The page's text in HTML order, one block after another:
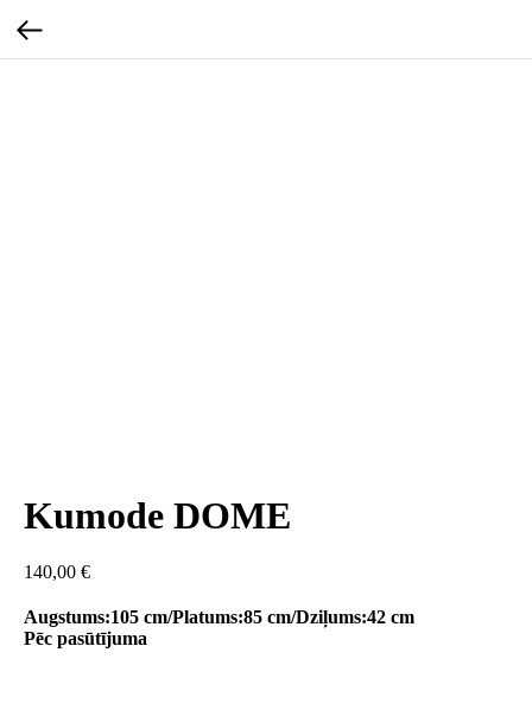
Kumode DOME
140,00 €
Augstums:105 cm/Platums:85 cm/Dziļums:42 cm
Pēc pasūtījuma